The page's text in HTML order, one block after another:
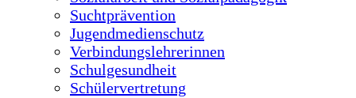
Schulleben
Zeitfenster
Projektwoche
Klassen- und Studienfahrten
Veranstaltungen